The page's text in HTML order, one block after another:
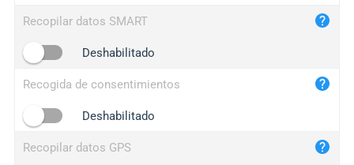
maper.info
2no.co
yip.su
iplogger.info
Recopilar datos SMART
Deshabilitado
Recogida de consentimientos
Deshabilitado
Recopilar datos GPS